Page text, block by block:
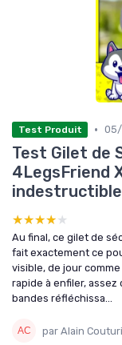
Test Produit •
Test Gilet de
4LegsFriend
indestructible
★★★★★
★★★★★
Au final, ce gilet de
fait exactement ce
visible, de jour
rapide à enfiler,
bandes réfléchissa...
par Alain